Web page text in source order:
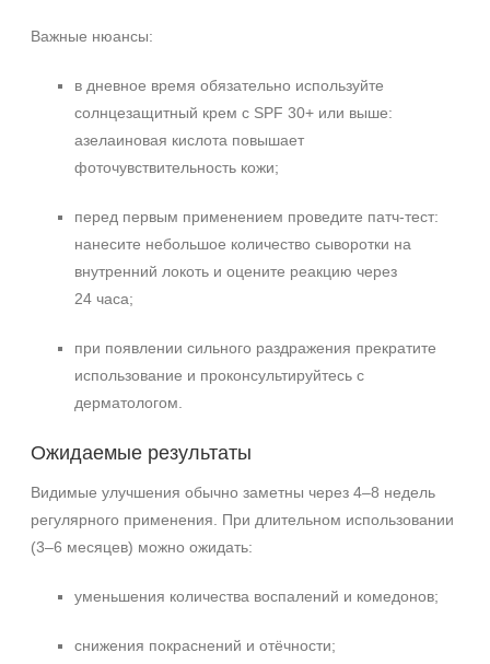
Важные нюансы:
в дневное время обязательно используйте
солнцезащитный крем с SPF 30+ или выше:
азелаиновая кислота повышает
фоточувствительность кожи;
перед первым применением проведите патч‑тест:
нанесите небольшое количество сыворотки на
внутренний локоть и оцените реакцию через
24 часа;
при появлении сильного раздражения прекратите
использование и проконсультируйтесь с
дерматологом.
Ожидаемые результаты
Видимые улучшения обычно заметны через 4–8 недель
регулярного применения. При длительном использовании
(3–6 месяцев) можно ожидать:
уменьшения количества воспалений и комедонов;
снижения покраснений и отёчности;